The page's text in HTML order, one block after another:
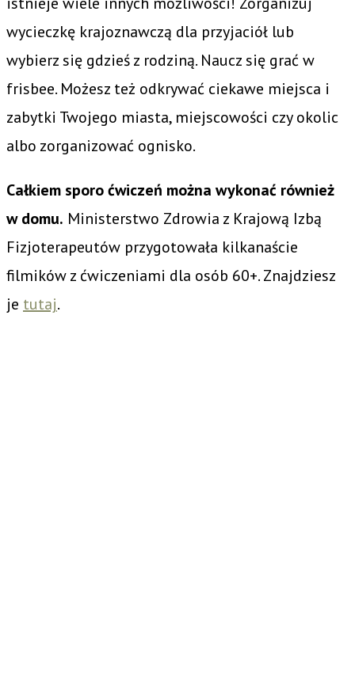
wycieczkę krajoznawczą dla przyjaciół lub
wybierz się gdzieś z rodziną. Naucz się grać w
frisbee. Możesz też odkrywać ciekawe miejsca i
zabytki Twojego miasta, miejscowości czy okolic
albo zorganizować ognisko.
Całkiem sporo ćwiczeń można wykonać również
w domu. Ministerstwo Zdrowia z Krajową Izbą
Fizjoterapeutów przygotowała kilkanaście
filmików z ćwiczeniami dla osób 60+. Znajdziesz
je tutaj.